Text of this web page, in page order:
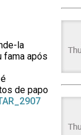
la
fama após
de papo